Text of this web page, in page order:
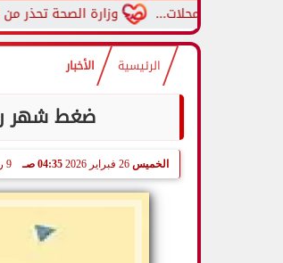
وزارة الصحة تحذر من
الرئيسية الأخبار
ضغط شهر
الخميس 26 فبراير 2026 04:35 صـ 9 رمضان 1447